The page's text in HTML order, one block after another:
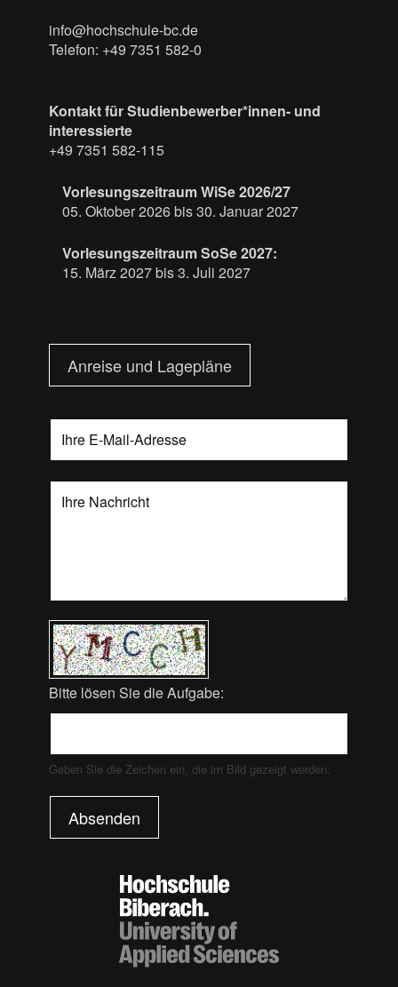
info@hochschule-bc.de
Telefon: +49 7351 582-0
Kontakt für Studienbewerber*innen- und
interessierte
+49 7351 582-115
Vorlesungszeitraum WiSe 2026/27
05. Oktober 2026 bis 30. Januar 2027
Vorlesungszeitraum SoSe 2027:
15. März 2027 bis 3. Juli 2027
Anreise und Lagepläne
Bitte lösen Sie die Aufgabe:
Geben Sie die Zeichen ein, die im Bild gezeigt werden.
Absenden